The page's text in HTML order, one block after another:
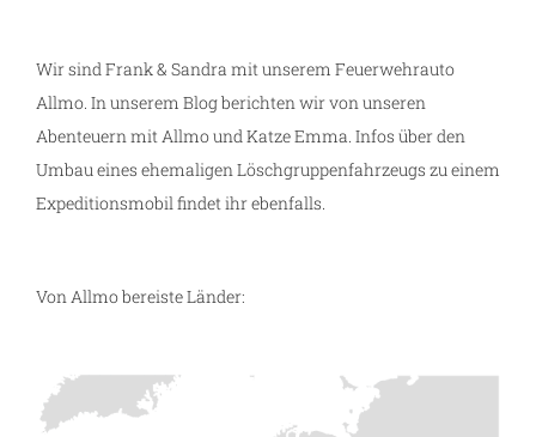
Wir sind Frank & Sandra mit unserem Feuerwehrauto
Allmo. In unserem Blog berichten wir von unseren
Abenteuern mit Allmo und Katze Emma. Infos über den
Umbau eines ehemaligen Löschgruppenfahrzeugs zu einem
Expeditionsmobil findet ihr ebenfalls.
Von Allmo bereiste Länder: